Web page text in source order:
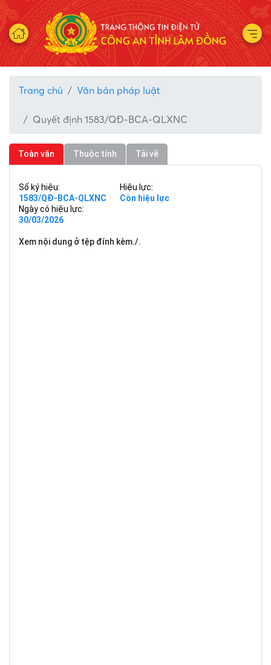
Trang chủ Văn bản pháp luật
Quyết định 1583/QĐ-BCA-QLXNC
Toàn văn Thuộc tính Tải về
Số ký hiệu:
1583/QĐ-BCA-QLXNC
Hiệu lực:
Còn hiệu lực
Ngày có hiệu lực:
30/03/2026
Xem nội dung ở tệp đính kèm./.